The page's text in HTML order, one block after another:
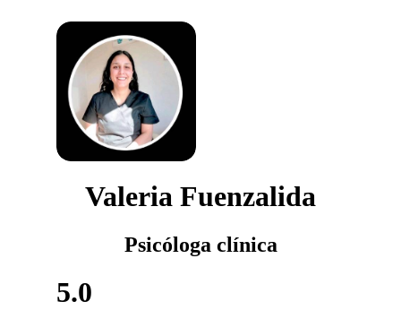
Valeria Fuenzalida
Psicóloga clínica
5.0